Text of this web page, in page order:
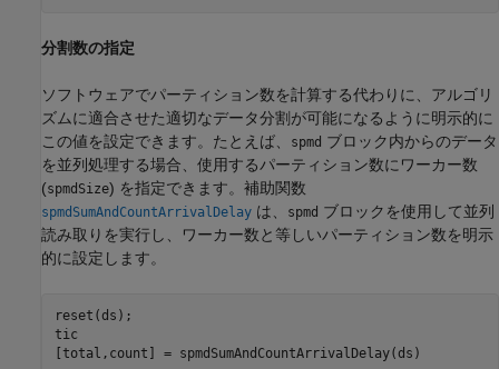
分割数の指定
ソフトウェアでパーティション数を計算する代わりに、アルゴリ
ズムに適合させた適切なデータ分割が可能になるように明示的に
この値を設定できます。たとえば、
spmd ブロック内からのデータ
を並列処理する場合、使用するパーティション数にワーカー数
(spmdSize) を指定できます。補助関数
spmdSumAndCountArrivalDelay は、 spmd ブロックを使用して並列
読み取りを実行し、ワーカー数と等しいパーティション数を明示
的に設定します。
reset(ds);
tic
[total,count] = spmdSumAndCountArrivalDelay(ds)